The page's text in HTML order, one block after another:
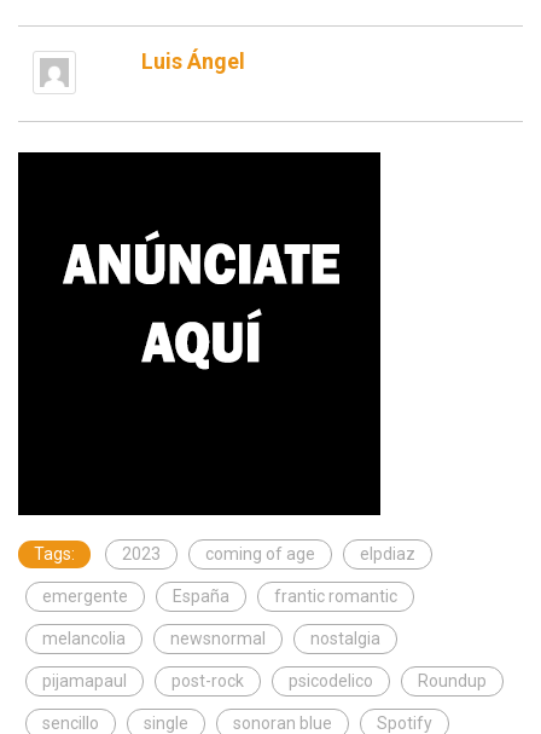
Luis Ángel
Tags: 2023 coming of age elpdiaz
emergente España frantic romantic
melancolia newsnormal nostalgia
pijamapaul post-rock psicodelico Roundup
sencillo single sonoran blue Spotify